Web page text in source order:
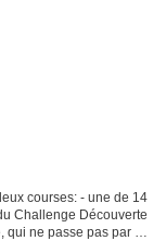
courses: - une de 14
Challenge Découverte
ne passe pas par la